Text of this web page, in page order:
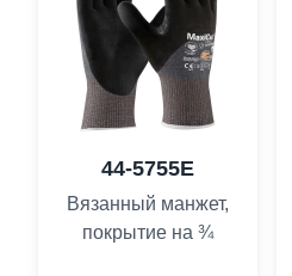
44-5755E
Вязанный манжет,
покрытие на ¾